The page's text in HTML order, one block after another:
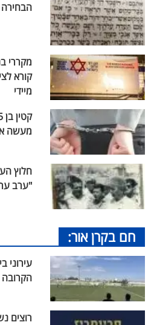
הבחירה
מקררי
קורא
מיידי
מעשה
חלוץ
"ערב
חם בקרן אור:
הקרובה
רוצים